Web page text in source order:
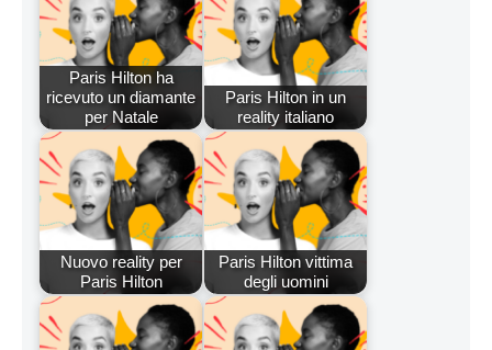
Paris Hilton ha
ricevuto un diamante
per Natale
Paris Hilton in un
reality italiano
Nuovo reality per
Paris Hilton
Paris Hilton vittima
degli uomini